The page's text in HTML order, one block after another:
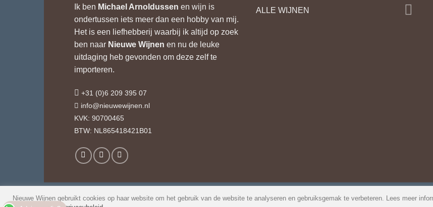
Ik ben Michael Arnoldussen en wijn is
ondertussen iets meer dan een hobby van mij.
Het is een liefhebberij waarbij ik altijd op zoek
ben naar Nieuwe Wijnen en nu de leuke
uitdaging heb gevonden om deze zelf te
importeren.
+31 (0)6 209 395 07
info@nieuwewijnen.nl
KVK: 90700465
BTW: NL865418421B01
ALLE WIJNEN
© 2026 Nieuwe WijnenVeel gestelde vragen-Privacybeleid-Algemene Voorwaarden
Nieuwe Wijnen gebruikt cookies op haar website om het gebruik van de website te analyseren en gebruiksgemak te verbeteren. Lees meer